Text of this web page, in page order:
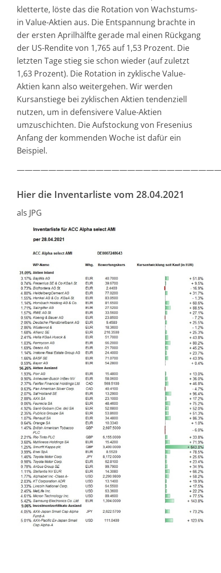
kletterte, löste das die Rotation von Wachstums-
in Value-Aktien aus. Die Entspannung brachte in
der ersten Aprilhälfte gerade mal einen Rückgang
der US-Rendite von 1,765 auf 1,53 Prozent. Die
letzten Tage stieg sie schon wieder (auf zuletzt
1,63 Prozent). Die Rotation in zyklische Value-
Aktien kann also weitergehen. Wir werden
Kursanstiege bei zyklischen Aktien tendenziell
nutzen, um in defensivere Value-Aktien
umzuschichten. Die Aufstockung von Fresenius
Anfang der kommenden Woche ist dafür ein
Beispiel.
Hier die Inventarliste vom 28.04.2021
als JPG